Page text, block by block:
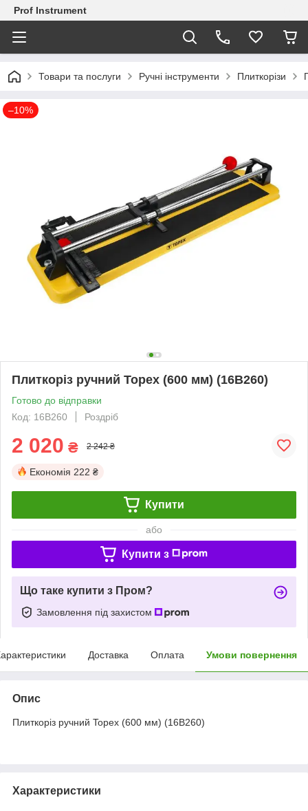
Prof Instrument
Товари та послуги Ручні інструменти Плиткорізи
–10%
Плиткорiз ручний Topex (600 мм) (16B260)
Готово до відправки
Код: 16B260
Роздріб
2 020 ₴ 2 242 ₴
Економія 222 ₴
Купити
або
Купити з
Що таке купити з Пром?
Замовлення під захистом
Доставка Оплата Умови повернення
Опис
Плиткорiз ручний Topex (600 мм) (16B260)
Характеристики